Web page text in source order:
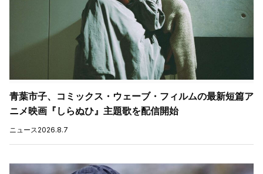
青葉市子、コミックス・ウェーブ・フィルムの最新短篇ア
ニメ映画『しらぬひ』主題歌を配信開始
ニュース2026.8.7